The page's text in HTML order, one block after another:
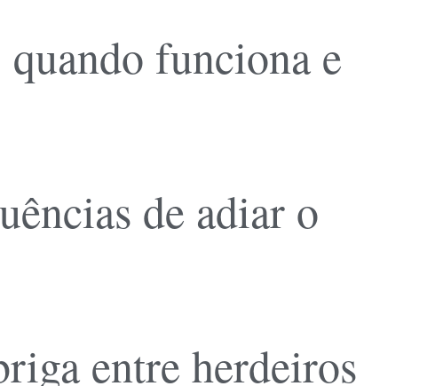
funciona e
de adiar o
entre herdeiros